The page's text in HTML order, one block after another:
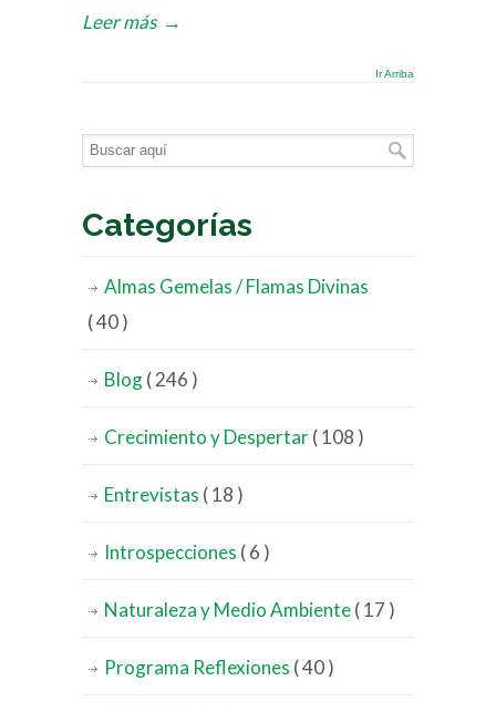
Leer más →
Ir Arriba
Categorías
Almas Gemelas / Flamas Divinas
( 40 )
Blog( 246 )
Crecimiento y Despertar( 108 )
Entrevistas ( 18 )
Introspecciones ( 6 )
Naturaleza y Medio Ambiente( 17 )
Programa Reflexiones ( 40 )